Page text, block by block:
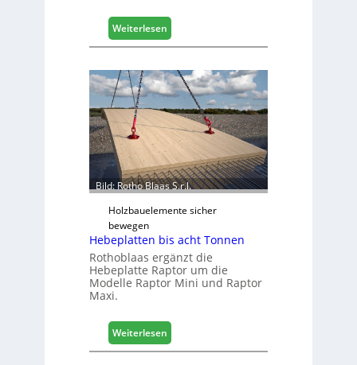
v
e
r
e
t
z
Weiterlesen:
M
h
l
e
r
w
e
t
e
r
t
h
r
Bild: Rotho Blaas S.r.l.
Holzbauelemente sicher
bewegen
Hebeplatten bis acht Tonnen
Rothoblaas ergänzt die
Hebeplatte Raptor um die
Modelle Raptor Mini und Raptor
Maxi.
Weiterlesen:
H